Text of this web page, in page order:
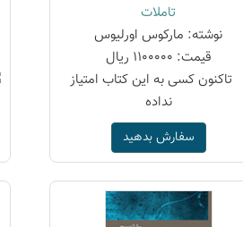
تاملات
نوشته: مارکوس اورلیوس
قیمت: 1100000 ریال
سفارش بدهید